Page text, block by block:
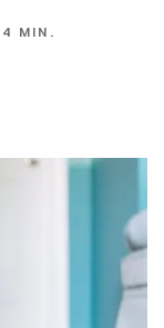
4 MIN.